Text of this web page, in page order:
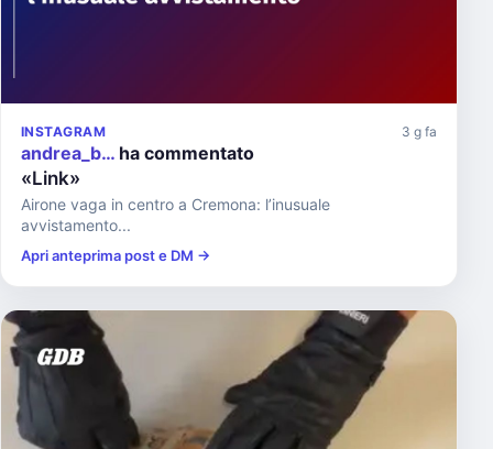
INSTAGRAM 3 g fa
andrea_b… ha commentato
«Link»
Airone vaga in centro a Cremona: l’inusuale
avvistamento...
Apri anteprima post e DM →